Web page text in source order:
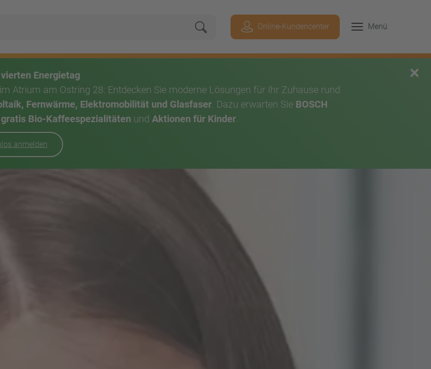
×
vierten Energietag
Atrium am Ostring 28: Entdecken Sie moderne Lösungen für Ihr Zuhause rund
Fernwärme, Elektromobilität und Glasfaser. Dazu erwarten Sie BOSCH
Bio-Kaffeespezialitäten und Aktionen für Kinder.
anmelden
Geben Sie hier Ihren Suchbegriff ein, um
Suchen
Online-Kundencenter Menü